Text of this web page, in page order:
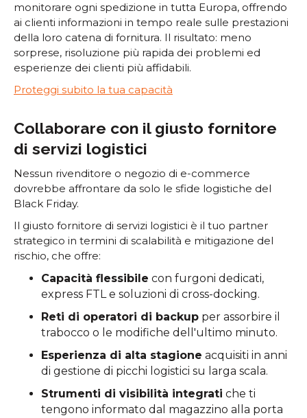
monitorare ogni spedizione in tutta Europa, offrendo
ai clienti informazioni in tempo reale sulle prestazioni
della loro catena di fornitura. Il risultato: meno
sorprese, risoluzione più rapida dei problemi ed
esperienze dei clienti più affidabili.
Proteggi subito la tua capacità
Collaborare con il giusto fornitore
di servizi logistici
Nessun rivenditore o negozio di e-commerce
dovrebbe affrontare da solo le sfide logistiche del
Black Friday.
Il giusto fornitore di servizi logistici è il tuo partner
strategico in termini di scalabilità e mitigazione del
rischio, che offre:
Capacità flessibile con furgoni dedicati,
express FTL e soluzioni di cross-docking.
Reti di operatori di backup per assorbire il
trabocco o le modifiche dell'ultimo minuto.
Esperienza di alta stagione acquisiti in anni
di gestione di picchi logistici su larga scala.
Strumenti di visibilità integrati che ti
tengono informato dal magazzino alla porta